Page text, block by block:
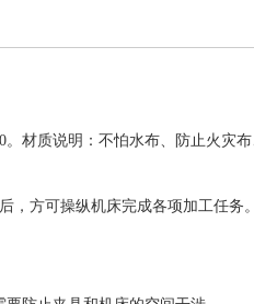
材质说明：不怕水布、防止火灾
方可操纵机床完成各项加工任务